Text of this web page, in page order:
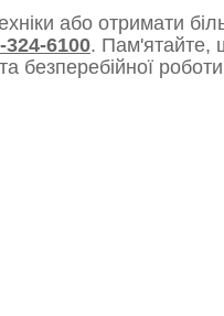
або отримати
324-6100. Пам'ятайте,
безперебійної